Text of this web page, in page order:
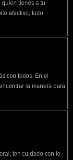
tienes a tu
afectivo, todo
con todos. En el
la manera para
ten cuidado con lo